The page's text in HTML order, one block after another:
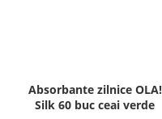
Absorbante zilnice OLA!
Silk 60 buc ceai verde